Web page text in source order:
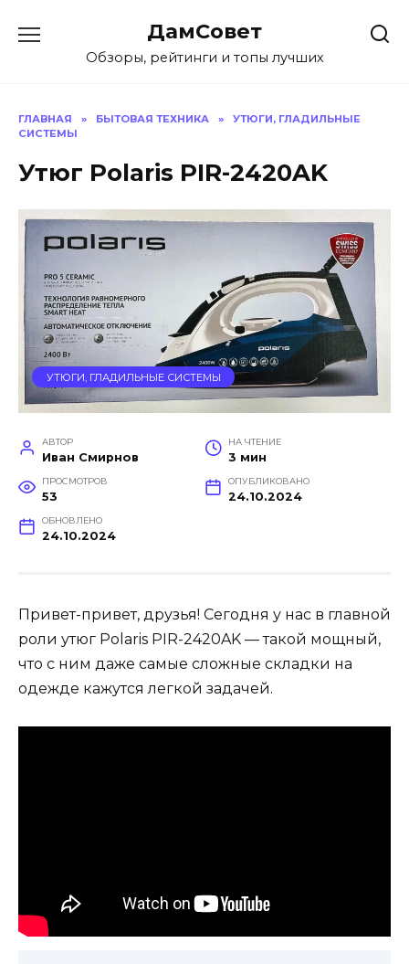
содержанию
ДамСовет
Обзоры, рейтинги и топы лучших
ГЛАВНАЯ » БЫТОВАЯ ТЕХНИКА »
УТЮГИ, ГЛАДИЛЬНЫЕ
СИСТЕМЫ
Утюг Polaris PIR-2420AK
УТЮГИ, ГЛАДИЛЬНЫЕ СИСТЕМЫ
АВТОР
Иван Смирнов
НА ЧТЕНИЕ
3 мин
ПРОСМОТРОВ
53
ОПУБЛИКОВАНО
24.10.2024
ОБНОВЛЕНО
24.10.2024
Привет-привет, друзья! Сегодня у нас в главной
роли утюг Polaris PIR-2420AK — такой мощный,
что с ним даже самые сложные складки на
одежде кажутся легкой задачей.